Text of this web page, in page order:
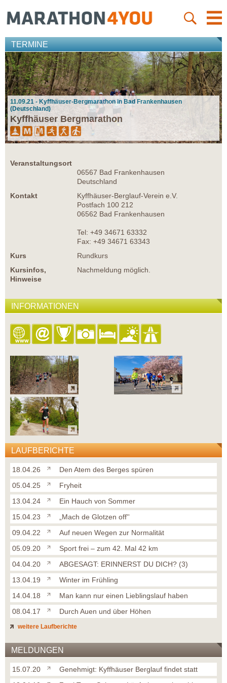
TERMINE
11.09.21 - Kyffhäuser-Bergmarathon in Bad Frankenhausen
(Deutschland)
Kyffhäuser Bergmarathon
Veranstaltungsort
06567 Bad Frankenhausen
Deutschland
Kontakt
Kyffhäuser-Berglauf-Verein e.V.
Postfach 100 212
06562 Bad Frankenhausen
Tel: +49 34671 63332
Fax: +49 34671 63343
Kurs
Rundkurs
Kursinfos,
Hinweise
Nachmeldung möglich.
INFORMATIONEN
LAUFBERICHTE
18.04.26
Den Atem des Berges spüren
05.04.25
Fryheit
13.04.24
Ein Hauch von Sommer
15.04.23
„Mach de Glotzen off''
09.04.22
Auf neuen Wegen zur Normalität
05.09.20
Sport frei – zum 42. Mal 42 km
04.04.20
ABGESAGT: ERINNERST DU DICH? (3)
13.04.19
Winter im Frühling
14.04.18
Man kann nur einen Lieblingslauf haben
08.04.17
Durch Auen und über Höhen
weitere Laufberichte
MELDUNGEN
15.07.20
Genehmigt: Kyffhäuser Berglauf findet statt